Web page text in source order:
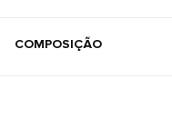
COMPOSIÇÃO